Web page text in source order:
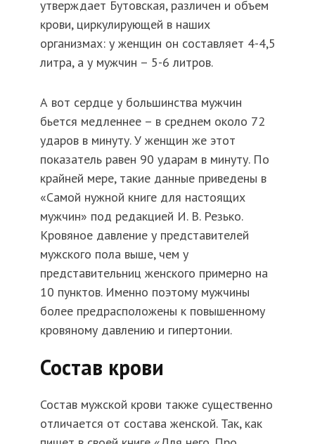
утверждает Бутовская, различен и объем
крови, циркулирующей в наших
организмах: у женщин он составляет 4-4,5
литра, а у мужчин – 5-6 литров.
А вот сердце у большинства мужчин
бьется медленнее – в среднем около 72
ударов в минуту. У женщин же этот
показатель равен 90 ударам в минуту. По
крайней мере, такие данные приведены в
«Самой нужной книге для настоящих
мужчин» под редакцией И. В. Резько.
Кровяное давление у представителей
мужского пола выше, чем у
представительниц женского примерно на
10 пунктов. Именно поэтому мужчины
более предрасположены к повышенному
кровяному давлению и гипертонии.
Состав крови
Состав мужской крови также существенно
отличается от состава женской. Так, как